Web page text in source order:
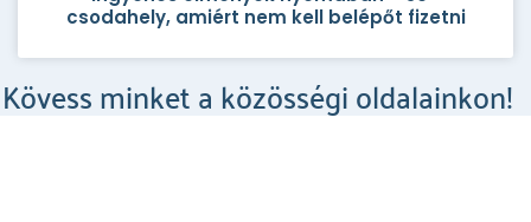
csodahely, amiért nem kell belépőt fizetni
Kövess minket a közösségi oldalainkon!